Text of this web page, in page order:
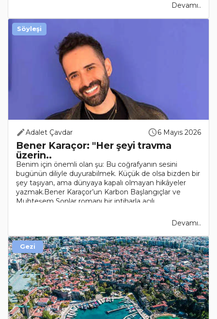
Devamı..
Adalet Çavdar 6 Mayıs 2026
Bener Karaçor: "Her şeyi travma
üzerin..
Benim için önemli olan şu: Bu coğrafyanın sesini
bugünün diliyle duyurabilmek. Küçük de olsa bizden bir
şey taşıyan, ama dünyaya kapalı olmayan hikâyeler
yazmak.Bener Karaçor’un Karbon Başlangıçlar ve
Muhteşem Sonlar romanı bir intiharla açılı..
Devamı..
Söyleşi
Gezi